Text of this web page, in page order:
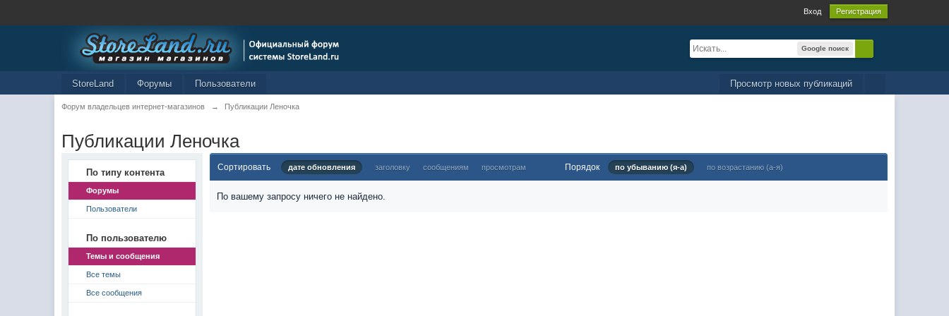
Вход Регистрация
Google поиск
Просмотр новых публикаций
StoreLand Форумы Пользователи
Форум владельцев интернет-магазинов → Публикации Леночка
Публикации Леночка
По типу контента
Форумы
Пользователи
По пользователю
Темы и сообщения
Все темы
Все сообщения
Сортировать дате обновления заголовку сообщениям просмотрам Порядок по убыванию (я-а) по возрастанию (а-я)
По вашему запросу ничего не найдено.